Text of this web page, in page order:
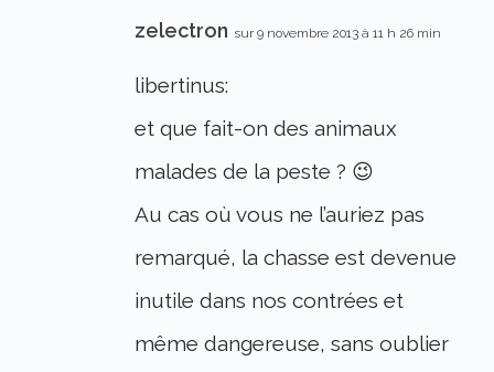
zelectron sur 9 novembre 2013 à 11 h 26 min
libertinus:
et que fait-on des animaux
malades de la peste ? 😉
Au cas où vous ne l’auriez pas
remarqué, la chasse est devenue
inutile dans nos contrées et
même dangereuse, sans oublier